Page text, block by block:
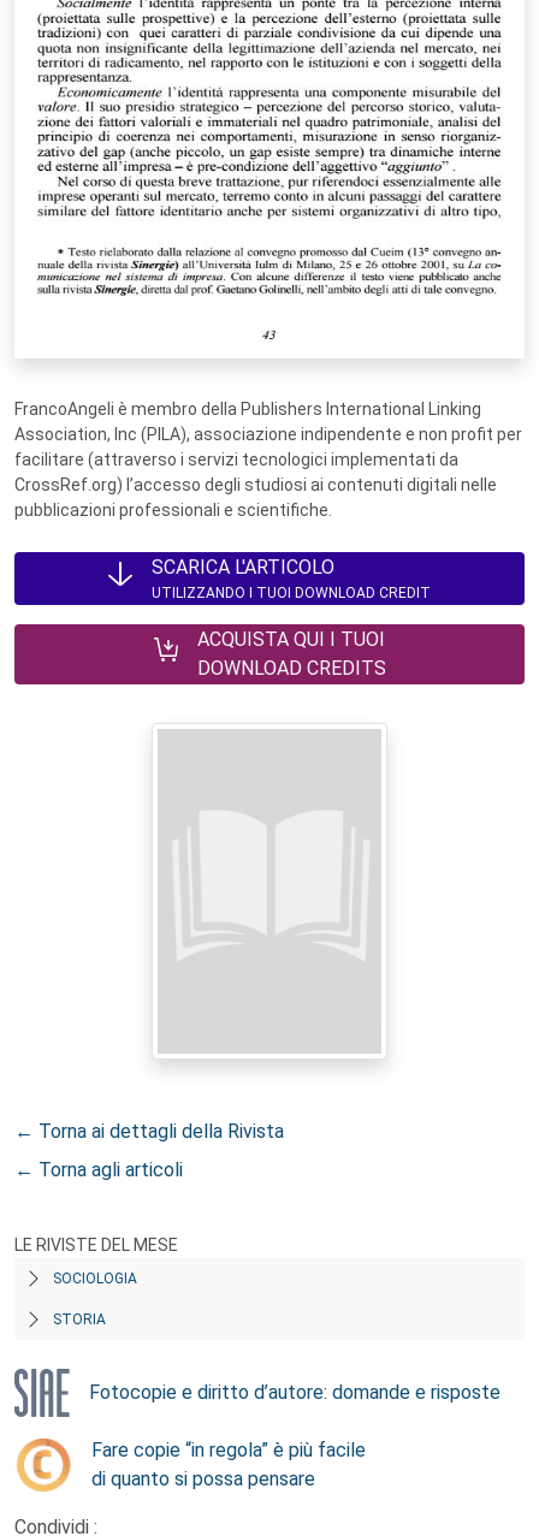
FrancoAngeli è membro della Publishers International Linking
Association, Inc (PILA), associazione indipendente e non profit per
facilitare (attraverso i servizi tecnologici implementati da
CrossRef.org) l’accesso degli studiosi ai contenuti digitali nelle
pubblicazioni professionali e scientifiche.
SCARICA L'ARTICOLO
UTILIZZANDO I TUOI DOWNLOAD CREDIT
ACQUISTA QUI I TUOI
DOWNLOAD CREDITS
← Torna ai dettagli della Rivista
← Torna agli articoli
LE RIVISTE DEL MESE
SOCIOLOGIA
STORIA
Fotocopie e diritto d’autore: domande e risposte
Fare copie “in regola” è più facile
di quanto si possa pensare
Condividi :